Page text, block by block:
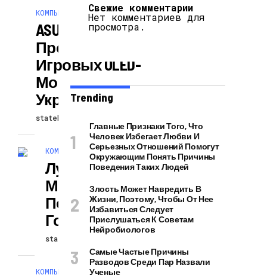
КОМПЬЮТЕРЫ И ГАДЖЕТЫ
ASUS Начинает
Продажи
Игровых OLED-
Мониторов В
Украине
statehub
КОМПЬЮТЕРЫ И ГАДЖЕТЫ
Лучшие
Мониторы Для
Покупки В 2023
Году
statehub
КОМПЬЮТЕРЫ И ГАДЖЕТЫ
Свежие комментарии
Нет комментариев для
просмотра.
Trending
Главные Признаки Того, Что
Человек Избегает Любви И
Серьезных Отношений Помогут
Окружающим Понять Причины
Поведения Таких Людей
Злость Может Навредить В
Жизни, Поэтому, Чтобы От Нее
Избавиться Следует
Прислушаться К Советам
Нейробиологов
Самые Частые Причины
Разводов Среди Пар Назвали
Ученые